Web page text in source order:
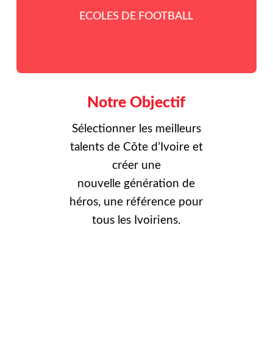
ECOLES DE FOOTBALL
Notre Objectif
Sélectionner les meilleurs
talents de Côte d’Ivoire et
créer une
nouvelle génération de
héros, une référence pour
tous les Ivoiriens.